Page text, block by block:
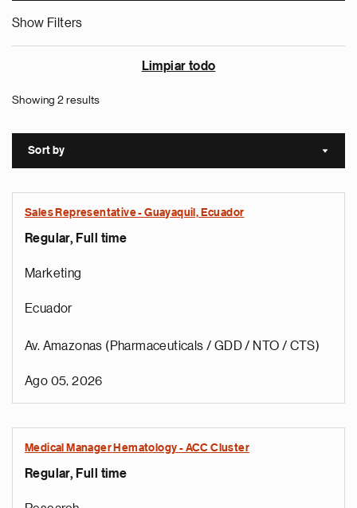
Show Filters
Limpiar todo
Showing 2 results
Sort by Sort
Sales Representative - Guayaquil, Ecuador
Regular, Full time
Marketing
Ecuador
Av. Amazonas (Pharmaceuticals / GDD / NTO / CTS)
Ago 05, 2026
Medical Manager Hematology - ACC Cluster
Regular, Full time